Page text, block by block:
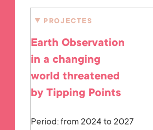
PROJECTES
Earth Observation
in a changing
world threatened
by Tipping Points
Period: from 2024 to 2027